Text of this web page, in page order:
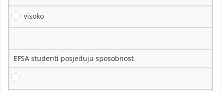
visoko
EFSA studenti posjeduju sposobnost